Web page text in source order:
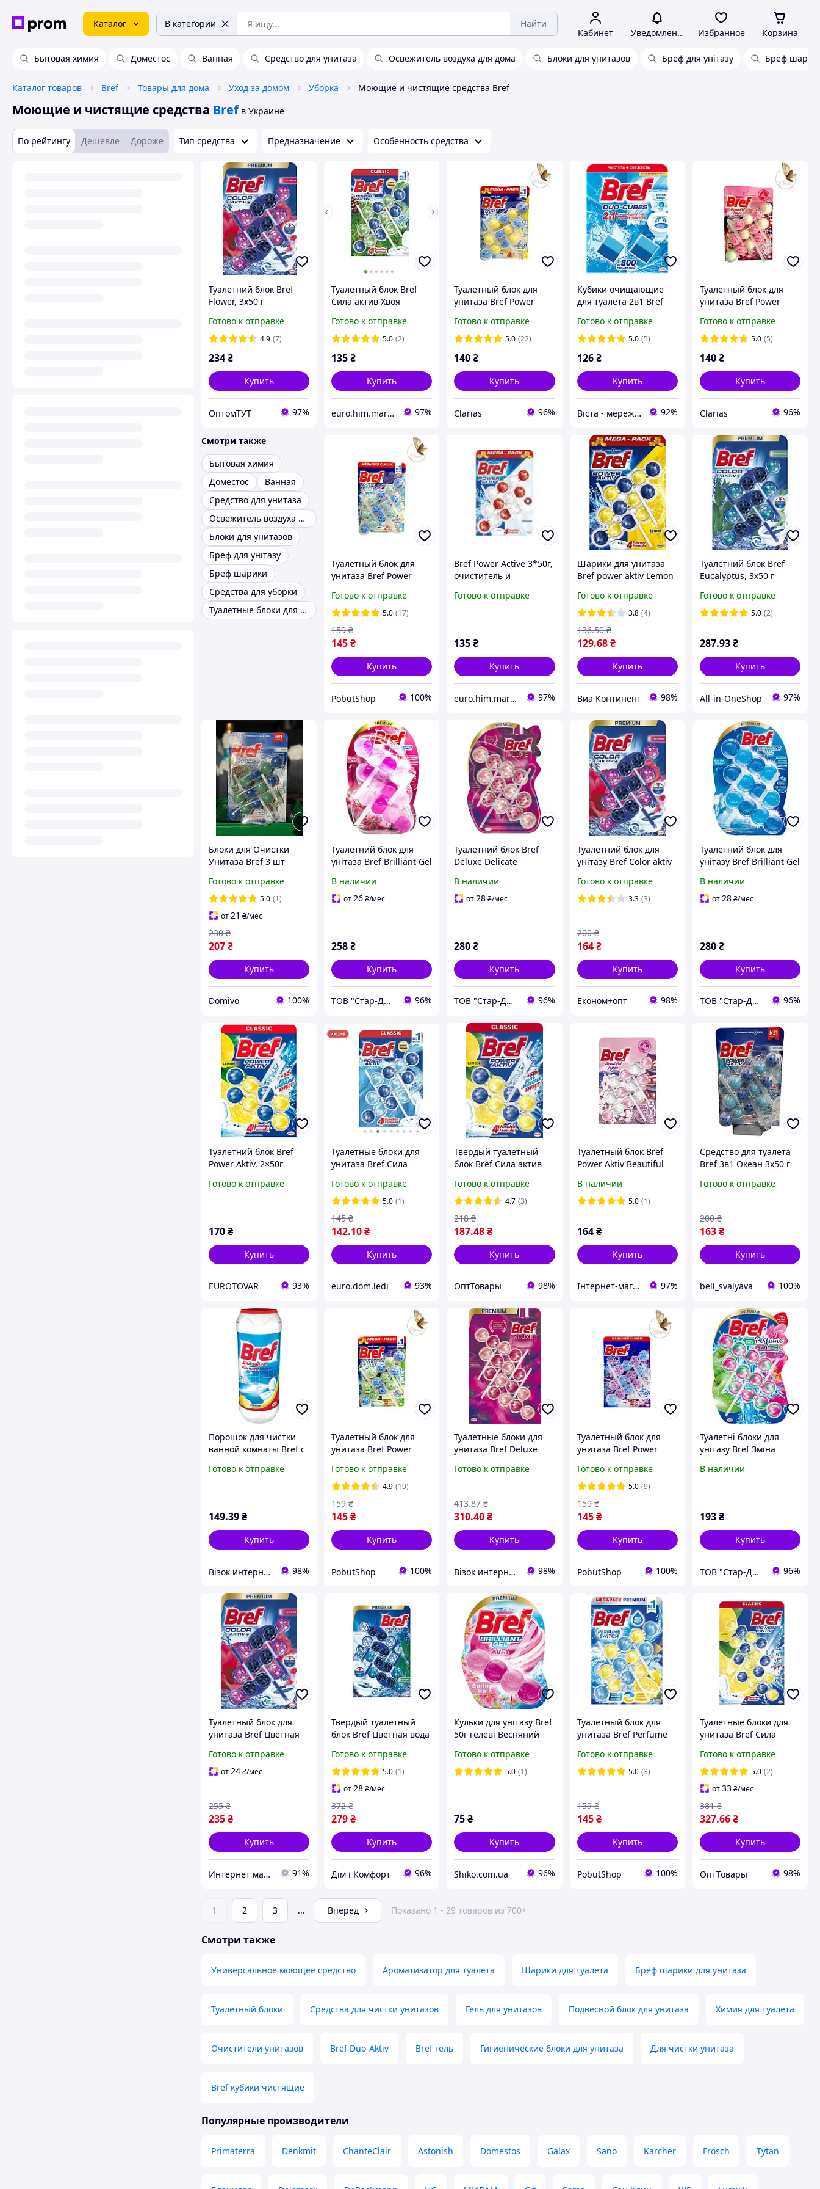
Каталог В категории Найти
Кабинет Уведомления Избранное Корзина
Бытовая химия Доместос Ванная Средство для унитаза Освежитель воздуха для дома Блоки для унитазов Бреф для унітазу Бреф
Каталог товаров Bref Товары для дома Уход за домом Уборка Моющие и чистящие средства Bref
Моющие и чистящие средства Bref в Украине
По рейтингу Дешевле Дороже Тип средства Предназначение Особенность средства
Туалетний блок Bref
Flower, 3х50 г
Готово к отправке
4.9 (7)
234₴
Купить
ОптомТУТ 97%
Туалетный блок Bref
Сила актив Хвоя
Готово к отправке
5.0 (2)
135₴
Купить
euro.him.marina 97%
Туалетный блок для
унитаза Bref Power
Готово к отправке
5.0 (22)
140₴
Купить
Clarias 96%
Кубики очищающие
для туалета 2в1 Bref
(bf.97242)
Готово к отправке
5.0 (5)
126 ₴
Купить
Віста - мережа будівельно-господарчих маркетів 92%
Туалетный блок для
унитаза Bref Power
3*50
Готово к отправке
5.0 (5)
140₴
Купить
Clarias 96%
Смотри также
Бытовая химия
Доместос
Ванная
Средство для унитаза
Освежитель воздуха для дома
Блоки для унитазов
Бреф для унітазу
Бреф шарики
Средства для уборки
Туалетные блоки для унитаза Bref
Туалетный блок для
унитаза Bref Power
свіжість 3*50
Готово к отправке
5.0 (17)
145₴
159 ₴
Купить
PobutShop 100%
Bref Power Active 3*50г,
очиститель и
туалетов
Готово к отправке
135₴
Купить
euro.him.marina 97%
Шарики для унитаза
Bref power aktiv Lemon
Готово к отправке
3.8 (4)
129.68 ₴
136.50 ₴
Купить
Виа Континент 98%
Туалетний блок Bref
Eucalyptus, 3х50 г
Готово к отправке
5.0 (2)
287.93₴
Купить
All-in-OneShop 97%
Блоки для Очистки
Унитаза Bref 3 шт
для Прочистки Унитаза
Дезинфицирующее
Средство для Туалета
Готово к отправке
5.0 (1)
от 21 ₴/мес
207₴
230 ₴
Купить
Domivo 100%
Туалетний блок для
унітаза Bref Brilliant Gel
3х42 г
В наличии
от26₴/мес
258₴
Купить
ТОВ "Стар-Драйв" 96%
Туалетний блок Bref
Deluxe Delicate
В наличии
от28₴/мес
280₴
Купить
ТОВ "Стар-Драйв" 96%
Туалетний блок для
унітазу Bref Color aktiv
(3 шт. х 50 г)
Готово к отправке
3.3 (3)
164 ₴
200 ₴
Купить
Економ+опт 98%
Туалетний блок для
унітазу Bref Brilliant Gel
океан, 3х42 г
В наличии
от 28₴/мес
280₴
Купить
ТОВ "Стар-Драйв" 96%
Туалетний блок Bref
Power Aktiv, 2×50г
Готово к отправке
170₴
Купить
EUROTOVAR 93%
Туалетные блоки для
унитаза Bref Сила
Свежесть Триопак 150 г
(9000100753494)
Готово к отправке
5.0 (1)
142.10₴
145 ₴
Купить
euro.dom.ledi 93%
Твердый туалетный
блок Bref Сила актив
(9000100656832)
Готово к отправке
4.7 (3)
187.48₴
218 ₴
Купить
ОптТовары 98%
Туалетный блок Bref
Power Aktiv Beautiful
В наличии
5.0 (1)
164 ₴
Купить
Інтернет-магазин підгузників та побутової хімії VIKI Home 97%
Средство для туалета
Bref 3в1 Океан 3х50 г
Готово к отправке
163₴
200 ₴
Купить
bell_svalyava 100%
Порошок для чистки
ванной комнаты Bref с
(9000100245845)
Готово к отправке
149.39₴
Купить
Візок интернет-магазин 98%
Туалетный блок для
унитаза Bref Power
3*50
Готово к отправке
4.9 (10)
145₴
159 ₴
Купить
PobutShop 100%
Туалетные блоки для
унитаза Bref Deluxe
шт х 50 г
Готово к отправке
310.40₴
413.87 ₴
Купить
Візок интернет-магазин 98%
Туалетный блок для
унитаза Bref Power
Готово к отправке
5.0 (9)
145 ₴
159 ₴
Купить
PobutShop 100%
Туалетні блоки для
унітазу Bref Зміна
3х50 г
В наличии
193₴
Купить
ТОВ "Стар-Драйв" 96%
Туалетный блок для
унитаза Bref Цветная
свежесть 3 шт х 50 г
(9000101024067/900010
Готово к отправке
от24₴/мес
235₴
255 ₴
Купить
Интернет магазин "Домовичок" 91%
Твердый туалетный
блок Bref Цветная вода
3*50 г
Готово к отправке
5.0 (1)
от28₴/мес
279₴
372 ₴
Купить
Дім і Комфорт 96%
Кульки для унітазу Bref
50г гелеві Весняний
Готово к отправке
5.0 (1)
75₴
Купить
Shiko.com.ua 96%
Туалетный блок для
унитаза Bref Perfume
Готово к отправке
5.0 (3)
145 ₴
159 ₴
Купить
PobutShop 100%
Туалетные блоки для
унитаза Bref Сила
Свежесть 50г*4 шт
Готово к отправке
5.0 (2)
от33₴/мес
327.66₴
381 ₴
Купить
ОптТовары 98%
1 2 3 ... Вперед Показано 1 - 29 товаров из 700+
Смотри также
Универсальное моющее средство Ароматизатор для туалета Шарики для туалета Бреф шарики для унитаза
Туалетный блоки Средства для чистки унитазов Гель для унитазов Подвесной блок для унитаза Химия для туалета
Очистители унитазов Bref Duo-Aktiv Bref гель Гигиенические блоки для унитаза Для чистки унитаза
Bref кубики чистящие
Популярные производители
Primaterra Denkmit ChanteClair Astonish Domestos Galax Sano Karcher Frosch Tytan